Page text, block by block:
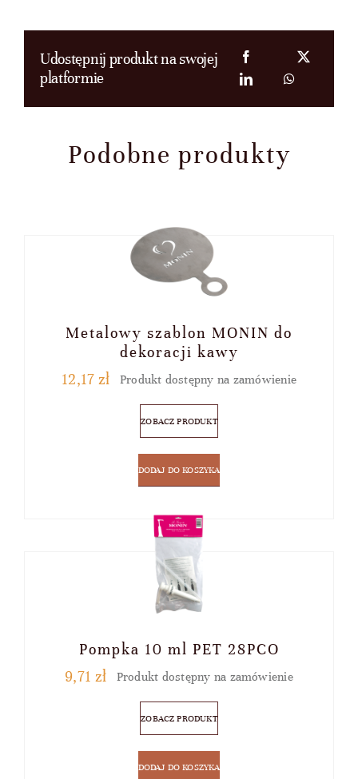
Udostępnij produkt na swojej
platformie
Podobne produkty
Metalowy szablon MONIN do
dekoracji kawy
12,17 zł Produkt dostępny na zamówienie
ZOBACZ PRODUKT
DODAJ DO KOSZYKA
Pompka 10 ml PET 28PCO
9,71 zł Produkt dostępny na zamówienie
ZOBACZ PRODUKT
DODAJ DO KOSZYKA